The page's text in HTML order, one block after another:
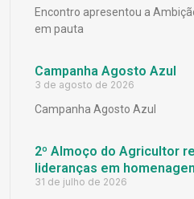
Encontro apresentou a
em pauta
Campanha Agosto Azul
3 de agosto de 2026
Campanha Agosto Azul
2º Almoço do Agricultor
lideranças em
31 de julho de 2026